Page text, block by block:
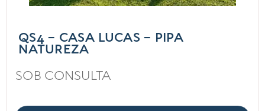
QS4 – CASA LUCAS – PIPA
NATUREZA
SOB CONSULTA